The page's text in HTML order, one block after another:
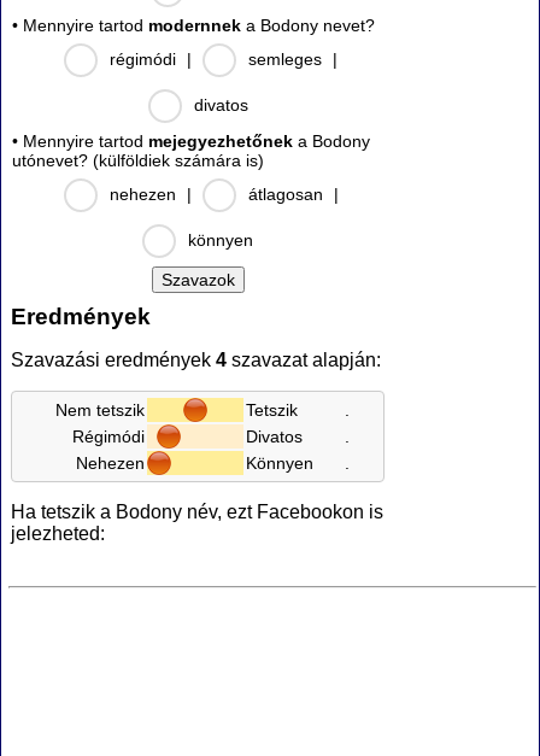
• Mennyire tartod modernnek a Bodony nevet?
régimódi
| semleges |
divatos
• Mennyire tartod mejegyezhetőnek a Bodony
utónevet? (külföldiek számára is)
nehezen
| átlagosan |
könnyen
Eredmények
Szavazási eredmények 4 szavazat alapján:
Nem tetszik Tetszik
Régimódi
Divatos
Nehezen
Könnyen
Ha tetszik a Bodony név, ezt Facebookon is
jelezheted: